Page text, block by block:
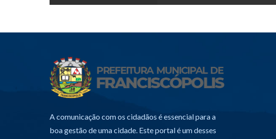
A comunicação com os cidadãos é essencial para a
boa gestão de uma cidade. Este portal é um desses